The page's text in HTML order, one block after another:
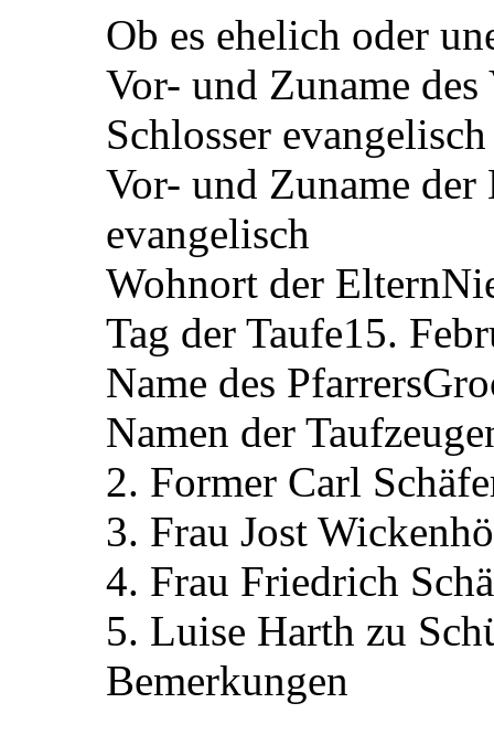
Ob es ehelich oder
Vor- und Zuname des
Schlosser evangelisch
Vor- und Zuname der
evangelisch
Wohnort der Eltern
Tag der Taufe15.
Name des Pfarrers
Namen der
2. Former Carl
3. Frau Jost
4. Frau Friedrich
5. Luise Harth zu
Bemerkungen